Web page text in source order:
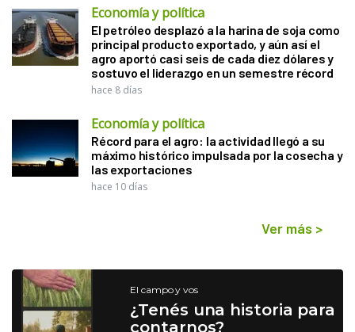
Economía y política
El petróleo desplazó a la harina de soja como
principal producto exportado, y aún así el
agro aportó casi seis de cada diez dólares y
sostuvo el liderazgo en un semestre récord
hace 8 días
Economía y política
Récord para el agro: la actividad llegó a su
máximo histórico impulsada por la cosecha y
las exportaciones
hace 10 días
Ver más >
El campo y vos
¿Tenés una historia para
contarnos?